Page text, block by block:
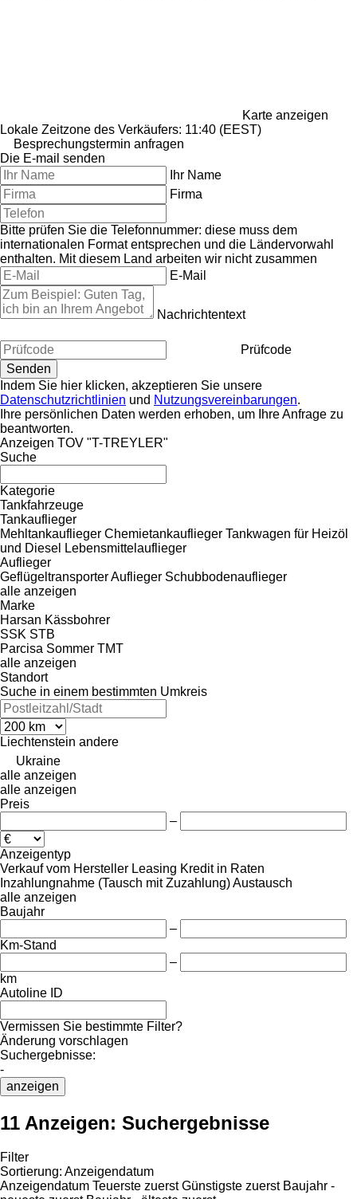
Karte anzeigen
Lokale Zeitzone des Verkäufers: 11:40 (EEST)
Besprechungstermin anfragen
Die E-mail senden
Ihr Name
Firma
Bitte prüfen Sie die Telefonnummer: diese muss dem
internationalen Format entsprechen und die Ländervorwahl
enthalten. Mit diesem Land arbeiten wir nicht zusammen
E-Mail
Nachrichtentext
Prüfcode
Indem Sie hier klicken, akzeptieren Sie unsere
Datenschutzrichtlinien und Nutzungsvereinbarungen.
Ihre persönlichen Daten werden erhoben, um Ihre Anfrage zu
beantworten.
Anzeigen TOV "T-TREYLER"
Suche
Kategorie
Tankfahrzeuge
Tankauflieger
Mehltankauflieger Chemietankauflieger Tankwagen für Heizöl
und Diesel
Lebensmittelauflieger
Auflieger
Geflügeltransporter Auflieger Schubbodenauflieger
alle anzeigen
Marke
Harsan Kässbohrer
SSK STB
Parcisa Sommer TMT
alle anzeigen
Standort
Suche in einem bestimmten Umkreis
Liechtenstein andere
Ukraine
alle anzeigen
alle anzeigen
Preis
–
Anzeigentyp
Verkauf vom Hersteller Leasing Kredit in Raten
Inzahlungnahme (Tausch mit Zuzahlung)Austausch
alle anzeigen
Baujahr
–
Km-Stand
–
km
Autoline ID
Vermissen Sie bestimmte Filter?
Änderung vorschlagen
Suchergebnisse:
-
anzeigen
11 Anzeigen: Suchergebnisse
Filter
Sortierung: Anzeigendatum
Anzeigendatum Teuerste zuerst Günstigste zuerst Baujahr -